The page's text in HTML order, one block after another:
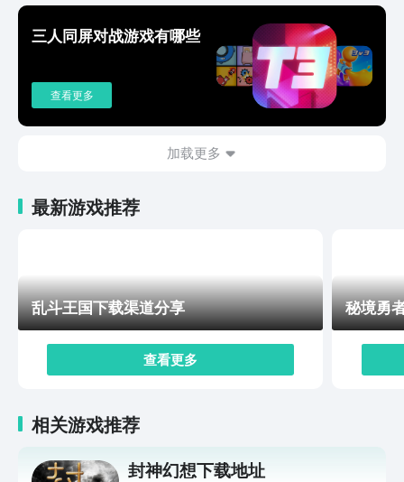
游戏剧情更是跌宕起伏，围绕女主角丽兹立志成为时尚大
师的梦想展开，在追逐梦想的道路上，她将与众多帅哥男
主相遇，同时还要破解身世之谜，期间遭遇重重危险，但
也在不断成长，这种充满奇幻色彩的冒险故事，让你仿佛
置身于一部精彩的小说之中。想轻松畅玩《时尚幻想》最
新版本吗？国内游戏平台佼佼者——九游平台，就能满足
你的需求！在九游，下载游戏快速又安全。这里会及时更
新游戏版本信息，让你总能抢先体验最新内容。还有海量
《时尚幻想》的奇妙世界，你可以随心搭配服装，尽情展
想》，开启属于你的时尚幻想之旅！如果你热爱时尚，渴
望在虚拟世界中实现自己的时尚梦想，那么就不要犹豫，
赶快通过九游平台下载《时尚幻想》最新版本吧！在这
里，你将开启一段独一无二的时尚幻想之旅，成为时尚世
三人同屏对战游戏有哪些
查看更多
加载更多
最新游戏推荐
乱斗王国下载渠道分享
查看更多
秘境勇
相关游戏推荐
封神幻想下载地址